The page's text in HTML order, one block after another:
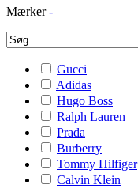
Mærker -
Gucci
Adidas
Hugo Boss
Ralph Lauren
Prada
Burberry
Tommy Hilfiger
Calvin Klein